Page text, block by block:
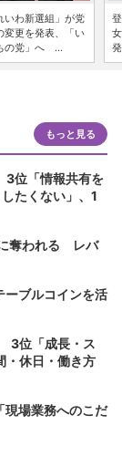
いわ新選組」が党
変更を発表、「い
の党」へ ...
もっと見る
3位「情報共有を
たくない」、1
奪われる レバ
ブルコインを活
3位「成長・ス
・休日・働き方
場業務へのこだ